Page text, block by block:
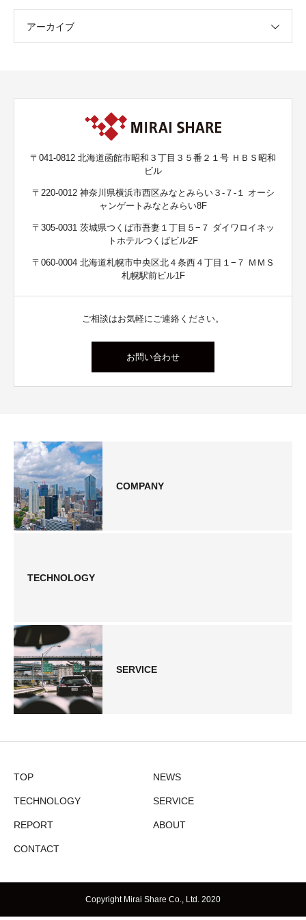
アーカイブ
〒041-0812 北海道函館市昭和３丁目３５番２１号 ＨＢＳ昭和
ビル
〒220-0012 神奈川県横浜市西区みなとみらい３-７-１ オーシ
ャンゲートみなとみらい8F
〒305-0031 茨城県つくば市吾妻１丁目５−７ ダイワロイネッ
トホテルつくばビル2F
〒060-0004 北海道札幌市中央区北４条西４丁目１−７ ＭＭＳ
札幌駅前ビル1F
ご相談はお気軽にご連絡ください。
お問い合わせ
COMPANY
TECHNOLOGY
SERVICE
TOP NEWS
TECHNOLOGY SERVICE
REPORT ABOUT
CONTACT
Copyright Mirai Share Co., Ltd. 2020